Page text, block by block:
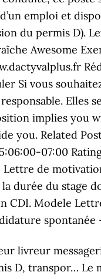
emploi et
du permis D).
Awesome
Si vous
Elles
implies you
you. Related
07:00
de
durée du stage
CDI. Modele
spontanée
livreur
D, transpor… Le